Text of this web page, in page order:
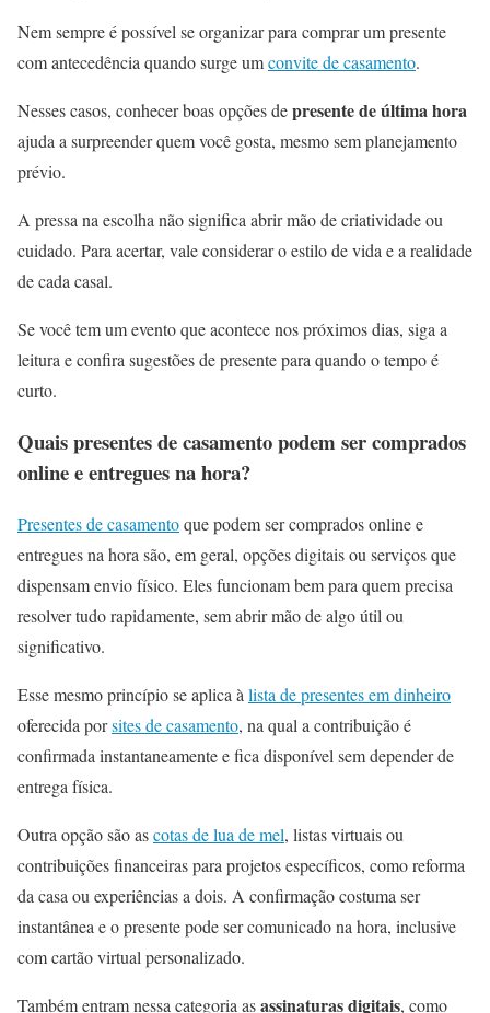
Nem sempre é possível se organizar para comprar um presente
com antecedência quando surge umconvite de casamento.
Nesses casos, conhecer boas opções depresente de última hora
ajuda a surpreender quem você gosta, mesmo sem planejamento
prévio.
A pressa na escolha não significa abrir mão de criatividade ou
cuidado. Para acertar, vale considerar o estilo de vida e a realidade
de cada casal.
Se você tem um evento que acontece nos próximos dias, siga a
leitura e confira sugestões de presente para quando o tempo é
curto.
Quais presentes de casamento podem ser comprados
online e entregues na hora?
Presentes de casamentoque podem ser comprados online e
entregues na hora são, em geral, opções digitais ou serviços que
dispensam envio físico. Eles funcionam bem para quem precisa
resolver tudo rapidamente, sem abrir mão de algo útil ou
significativo.
Esse mesmo princípio se aplica à lista de presentes em dinheiro
oferecida porsites de casamento, na qual a contribuição é
confirmada instantaneamente e fica disponível sem depender de
entrega física.
Outra opção são ascotas de lua de mel, listas virtuais ou
contribuições financeiras para projetos específicos, como reforma
da casa ou experiências a dois. A confirmação costuma ser
instantânea e o presente pode ser comunicado na hora, inclusive
com cartão virtual personalizado.
Também entram nessa categoria asassinaturas digitais, como